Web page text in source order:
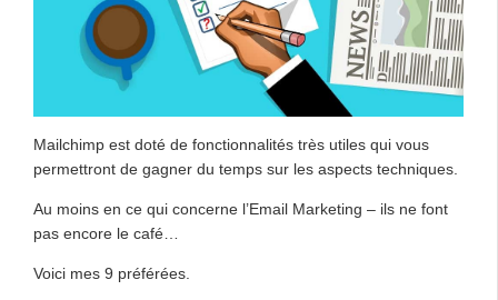
Mailchimp est doté de fonctionnalités très utiles qui vous
permettront de gagner du temps sur les aspects techniques.
Au moins en ce qui concerne l’Email Marketing – ils ne font
pas encore le café…
Voici mes 9 préférées.